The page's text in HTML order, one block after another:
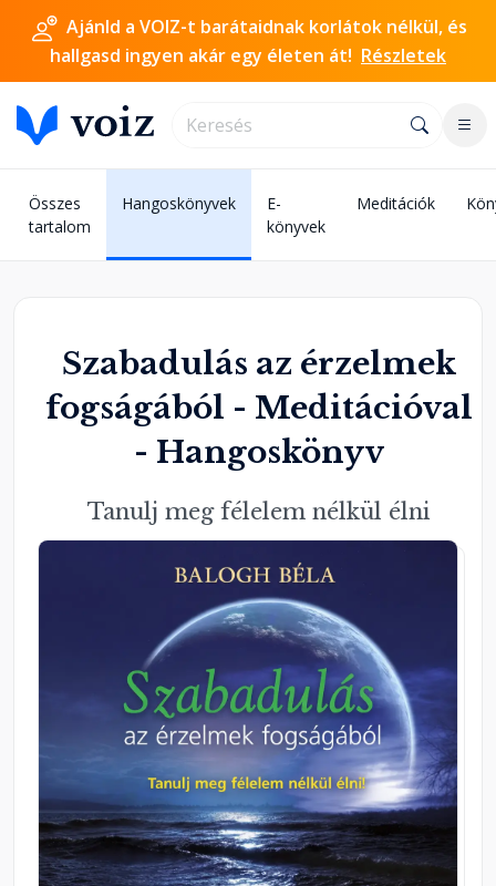
Ajánld a VOIZ-t barátaidnak korlátok nélkül, és
hallgasd ingyen akár egy életen át! Részletek
Összes
tartalom
Hangoskönyvek
E-
könyvek
Meditációk
Szabadulás az érzelmek
fogságából - Meditációval
- Hangoskönyv
Tanulj meg félelem nélkül élni